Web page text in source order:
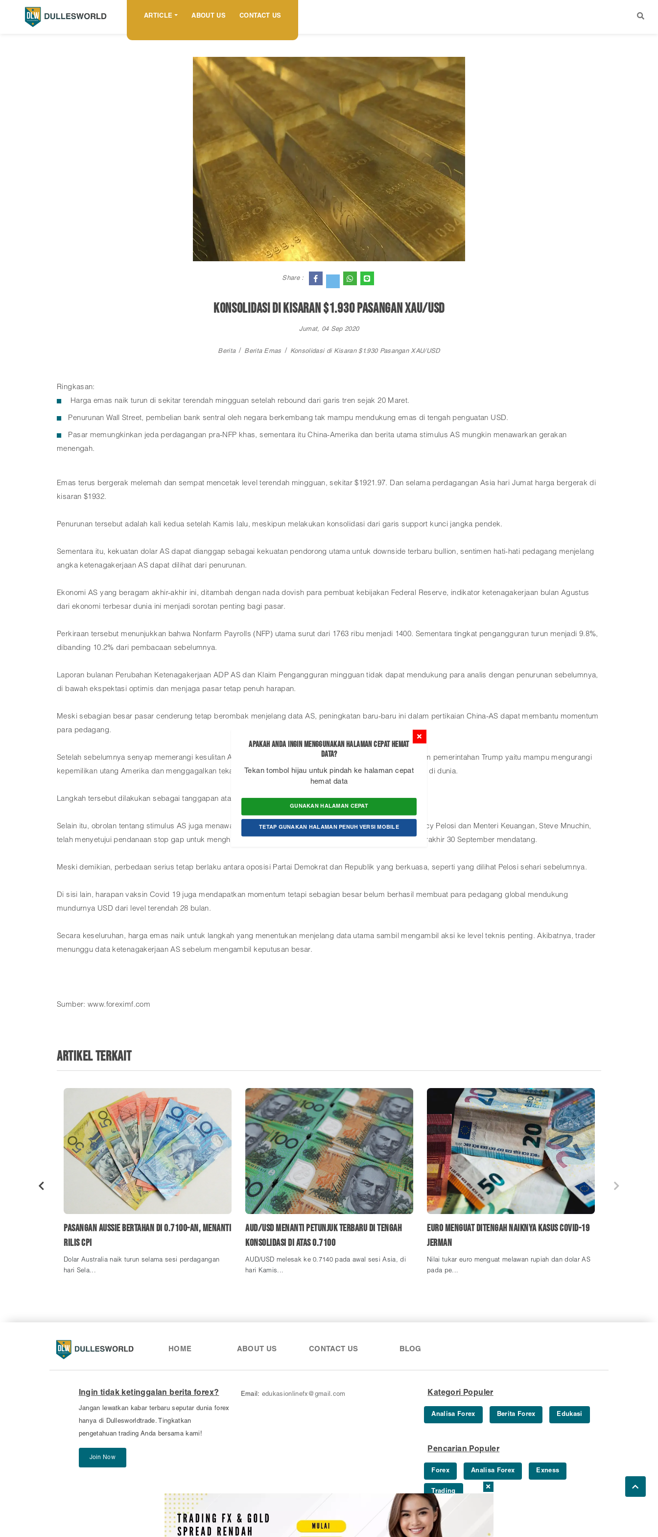
Apakah Anda ingin menggunakan Halaman Cepat Hemat
Data?
Tekan tombol hijau untuk pindah ke halaman cepat
hemat data
GUNAKAN HALAMAN CEPAT
TETAP GUNAKAN HALAMAN PENUH VERSI MOBILE
ARTICLE ABOUT US CONTACT US
Share :
Konsolidasi di Kisaran $1.930 Pasangan XAU/USD
Jumat, 04 Sep 2020
Berita Berita Emas Konsolidasi di Kisaran $1.930 Pasangan XAU/USD
Ringkasan:
Harga emas naik turun di sekitar terendah mingguan setelah rebound dari garis tren sejak 20 Maret.
Penurunan Wall Street, pembelian bank sentral oleh negara berkembang tak mampu mendukung emas di tengah penguatan USD.
Pasar memungkinkan jeda perdagangan pra-NFP khas, sementara itu China-Amerika dan berita utama stimulus AS mungkin menawarkan gerakan
menengah.
Emas terus bergerak melemah dan sempat mencetak level terendah mingguan, sekitar $1921.97. Dan selama perdagangan Asia hari Jumat harga bergerak di
kisaran $1932.
Penurunan tersebut adalah kali kedua setelah Kamis lalu, meskipun melakukan konsolidasi dari garis support kunci jangka pendek.
Sementara itu, kekuatan dolar AS dapat dianggap sebagai kekuatan pendorong utama untuk downside terbaru bullion, sentimen hati-hati pedagang menjelang
angka ketenagakerjaan AS dapat dilihat dari penurunan.
Ekonomi AS yang beragam akhir-akhir ini, ditambah dengan nada dovish para pembuat kebijakan Federal Reserve, indikator ketenagakerjaan bulan Agustus
dari ekonomi terbesar dunia ini menjadi sorotan penting bagi pasar.
Perkiraan tersebut menunjukkan bahwa Nonfarm Payrolls (NFP) utama surut dari 1763 ribu menjadi 1400. Sementara tingkat pengangguran turun menjadi 9.8%,
dibanding 10.2% dari pembacaan sebelumnya.
Laporan bulanan Perubahan Ketenagakerjaan ADP AS dan Klaim Pengangguran mingguan tidak dapat mendukung para analis dengan penurunan sebelumnya,
di bawah ekspektasi optimis dan menjaga pasar tetap penuh harapan.
Meski sebagian besar pasar cenderung tetap berombak menjelang data AS, peningkatan baru-baru ini dalam pertikaian China-AS dapat membantu momentum
para pedagang.
Setelah sebelumnya senyap memerangi kesulitan AS atas sektor teknologi, China secara terbuka mengancam pemerintahan Trump yaitu mampu mengurangi
kepemilikan utang Amerika dan menggagalkan tekanan sekaligus menjadi pemegang saham terbesar kedua di dunia.
Langkah tersebut dilakukan sebagai tanggapan atas sanksi terbaru AS terhadap diplomat Beijing.
Selain itu, obrolan tentang stimulus AS juga menawarkan kehidupan untuk perdagangan. Ketua DPR AS, Nancy Pelosi dan Menteri Keuangan, Steve Mnuchin,
telah menyetujui pendanaan stop gap untuk menghindari penutupan pemerintah karena RUU sebelumnya berakhir 30 September mendatang.
Meski demikian, perbedaan serius tetap berlaku antara oposisi Partai Demokrat dan Republik yang berkuasa, seperti yang dilihat Pelosi sehari sebelumnya.
Di sisi lain, harapan vaksin Covid 19 juga mendapatkan momentum tetapi sebagian besar belum berhasil membuat para pedagang global mendukung
mundurnya USD dari level terendah 28 bulan.
Secara keseluruhan, harga emas naik untuk langkah yang menentukan menjelang data utama sambil mengambil aksi ke level teknis penting. Akibatnya, trader
menunggu data ketenagakerjaan AS sebelum mengambil keputusan besar.
Sumber: www.foreximf.com
Artikel Terkait
Pasangan Aussie Bertahan di 0.7100-an, Menanti
Rilis CPI
Dolar Australia naik turun selama sesi perdagangan
hari Sela...
AUD/USD Menanti Petunjuk Terbaru di Tengah
Konsolidasi di Atas 0.7100
AUD/USD melesak ke 0.7140 pada awal sesi Asia, di
hari Kamis...
Euro Menguat ditengah Naiknya Kasus Covid-19
Jerman
Nilai tukar euro menguat melawan rupiah dan dolar AS
pada pe...
HOME ABOUT US CONTACT US BLOG
Ingin tidak ketinggalan berita forex?
Jangan lewatkan kabar terbaru seputar dunia forex
hanya di Dullesworldtrade. Tingkatkan
pengetahuan trading Anda bersama kami!
Join Now
Email: edukasionlinefx@gmail.com Kategori Populer
Analisa Forex Berita Forex Edukasi
Pencarian Populer
Forex Analisa Forex Exness
Trading